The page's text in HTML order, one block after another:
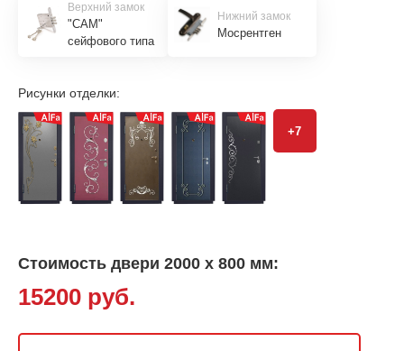
Верхний замок
"САМ"
сейфового типа
Нижний замок
Мосрентген
Рисунки отделки:
+7
Стоимость двери 2000 х 800 мм:
15200 руб.